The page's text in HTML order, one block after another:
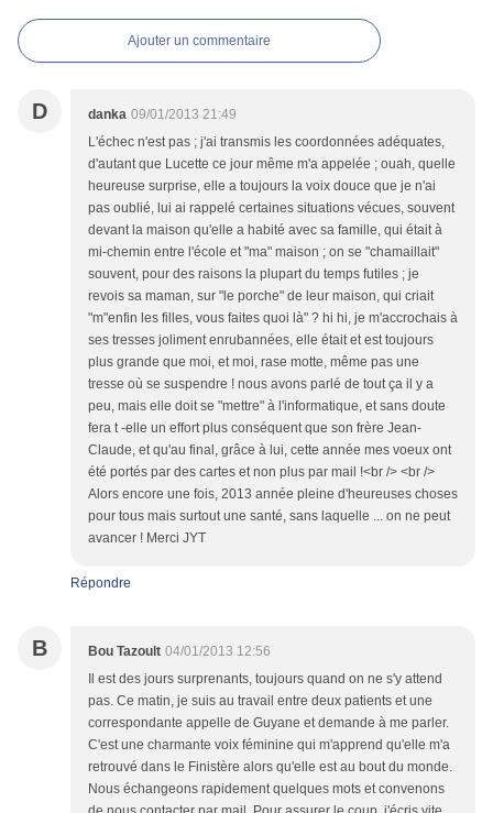
Ajouter un commentaire
D danka 09/01/2013 21:49
L'échec n'est pas ; j'ai transmis les coordonnées adéquates,
d'autant que Lucette ce jour même m'a appelée ; ouah, quelle
heureuse surprise, elle a toujours la voix douce que je n'ai
pas oublié, lui ai rappelé certaines situations vécues, souvent
devant la maison qu'elle a habité avec sa famille, qui était à
mi-chemin entre l'école et "ma" maison ; on se "chamaillait"
souvent, pour des raisons la plupart du temps futiles ; je
revois sa maman, sur "le porche" de leur maison, qui criait
"m"enfin les filles, vous faites quoi là" ? hi hi, je m'accrochais à
ses tresses joliment enrubannées, elle était et est toujours
plus grande que moi, et moi, rase motte, même pas une
tresse où se suspendre ! nous avons parlé de tout ça il y a
peu, mais elle doit se "mettre" à l'informatique, et sans doute
fera t -elle un effort plus conséquent que son frère Jean-
Claude, et qu'au final, grâce à lui, cette année mes voeux ont
été portés par des cartes et non plus par mail !<br /> <br />
Alors encore une fois, 2013 année pleine d'heureuses choses
pour tous mais surtout une santé, sans laquelle ... on ne peut
avancer ! Merci JYT
Répondre
B Bou Tazoult 04/01/2013 12:56
Il est des jours surprenants, toujours quand on ne s'y attend
pas. Ce matin, je suis au travail entre deux patients et une
correspondante appelle de Guyane et demande à me parler.
C'est une charmante voix féminine qui m'apprend qu'elle m'a
retrouvé dans le Finistère alors qu'elle est au bout du monde.
Nous échangeons rapidement quelques mots et convenons